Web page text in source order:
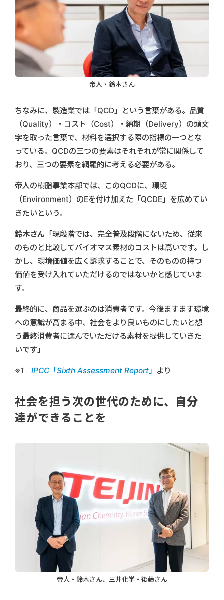
帝人・鈴木さん
ちなみに、製造業では「QCD」という言葉がある。品質
（Quality）・コスト（Cost）・納期（Delivery）の頭文
字を取った言葉で、材料を選択する際の指標の一つとな
っている。QCDの三つの要素はそれぞれが常に関係して
おり、三つの要素を網羅的に考える必要がある。
帝人の樹脂事業本部では、このQCDに、環境
（Environment）のEを付け加えた「QCDE」を広めてい
きたいという。
鈴木さん 「現段階では、完全普及段階にないため、従来
のものと比較してバイオマス素材のコストは高いです。し
かし、環境価値を広く訴求することで、そのものの持つ
価値を受け入れていただけるのではないかと感じていま
す。
最終的に、商品を選ぶのは消費者です。今後ますます環境
への意識が高まる中、社会をより良いものにしたいと想
う最終消費者に選んでいただける素材を提供していきた
いです」
※1 IPCC「Sixth Assessment Report」 より
社会を担う次の世代のために、自分
達ができることを
帝人・鈴木さん、三井化学・後藤さん